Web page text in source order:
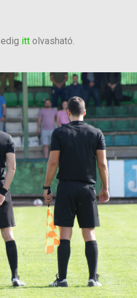
itt olvasható.